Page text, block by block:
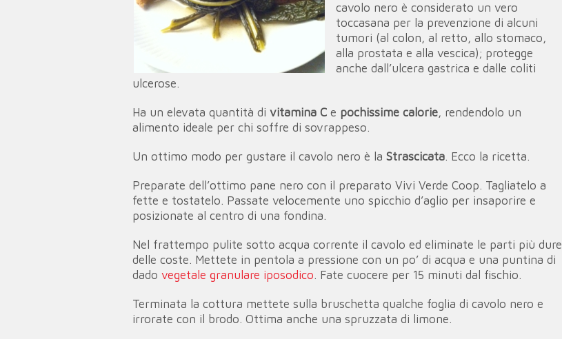
cavolo nero è considerato un vero
toccasana per la prevenzione di alcuni
tumori (al colon, al retto, allo stomaco,
alla prostata e alla vescica); protegge
anche dall’ulcera gastrica e dalle coliti
ulcerose.
Ha un elevata quantità di vitamina C e pochissime calorie, rendendolo un
alimento ideale per chi soffre di sovrappeso.
Un ottimo modo per gustare il cavolo nero è la Strascicata. Ecco la ricetta.
Preparate dell’ottimo pane nero con il preparato Vivi Verde Coop. Tagliatelo a
fette e tostatelo. Passate velocemente uno spicchio d’aglio per insaporire e
posizionate al centro di una fondina.
Nel frattempo pulite sotto acqua corrente il cavolo ed eliminate le parti più dure
delle coste. Mettete in pentola a pressione con un po’ di acqua e una puntina di
dado vegetale granulare iposodico. Fate cuocere per 15 minuti dal fischio.
Terminata la cottura mettete sulla bruschetta qualche foglia di cavolo nero e
irrorate con il brodo. Ottima anche una spruzzata di limone.